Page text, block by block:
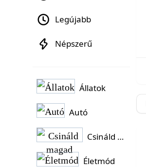
Legújabb
Népszerű
Állatok
Autó
Csináld magad
Életmód